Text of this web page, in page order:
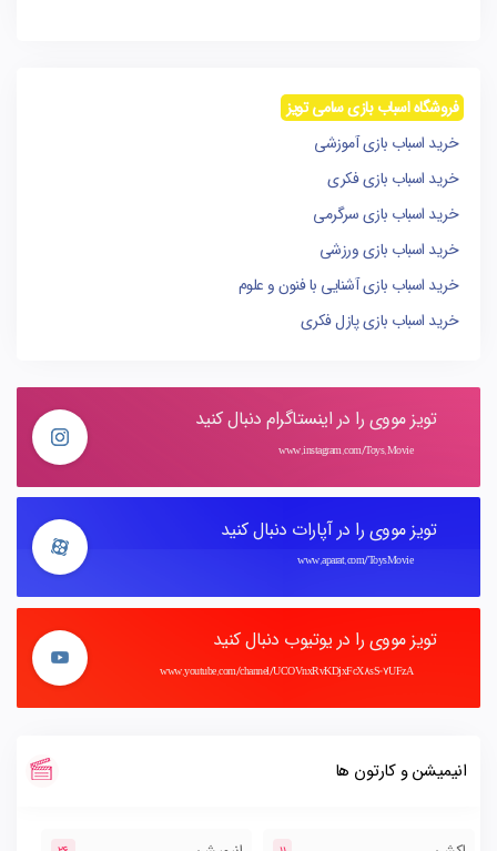
فروشگاه اسباب بازی سامی تویز
خرید اسباب بازی آموزشی
خرید اسباب بازی فکری
خرید اسباب بازی سرگرمی
خرید اسباب بازی ورزشی
خرید اسباب بازی آشنایی با فنون و علوم
خرید اسباب بازی پازل فکری
تویز مووی را در اینستاگرام دنبال کنید
www.instagram.com/Toys.Movie
تویز مووی را در آپارات دنبال کنید
www.aparat.com/ToysMovie
تویز مووی را در یوتیوب دنبال کنید
www.youtube.com/channel/UCOVnxRvKDjxFcX8sS-7UFzA
انیمیشن و کارتون ها